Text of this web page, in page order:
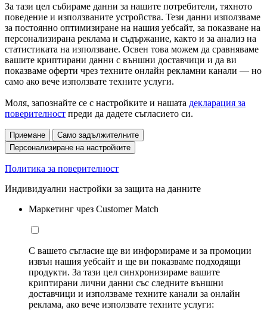
За тази цел събираме данни за нашите потребители, тяхното
поведение и използваните устройства. Тези данни използваме
за постоянно оптимизиране на нашия уебсайт, за показване на
персонализирана реклама и съдържание, както и за анализ на
статистиката на използване. Освен това можем да сравняваме
вашите криптирани данни с външни доставчици и да ви
показваме оферти чрез техните онлайн рекламни канали — но
само ако вече използвате техните услуги.
Моля, запознайте се с настройките и нашата декларация за
поверителност преди да дадете съгласието си.
Приемане
Само задължителните
Персонализиране на настройките
Политика за поверителност
Индивидуални настройки за защита на данните
Маркетинг чрез Customer Match
С вашето съгласие ще ви информираме и за промоции
извън нашия уебсайт и ще ви показваме подходящи
продукти. За тази цел синхронизираме вашите
криптирани лични данни със следните външни
доставчици и използваме техните канали за онлайн
реклама, ако вече използвате техните услуги: